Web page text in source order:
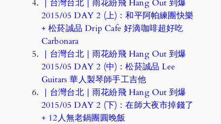
｜台灣台北｜雨花紛飛 Hang Out 到爆
2015/05 DAY 2 (上)：和平阿帕練團快樂
+ 松菸誠品 Drip Cafe 好滴咖啡超好吃
Carbonara
｜台灣台北｜雨花紛飛 Hang Out 到爆
2015/05 DAY 2 (中)：松菸誠品 Lee
Guitars 華人製琴師手工吉他
｜台灣台北｜雨花紛飛 Hang Out 到爆
2015/05 DAY 2 (下)：在師大夜市掉錢了
+ 12人無老鍋團圓晚飯